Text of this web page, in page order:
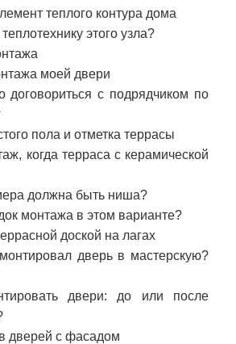
теплого контура дома
теплотехнику этого узла?
моей двери
договориться с подрядчиком по
пола и отметка террасы
когда терраса с керамической
должна быть ниша?
монтажа в этом варианте?
доской на лагах
дверь в мастерскую?
двери: до или после
дверей с фасадом